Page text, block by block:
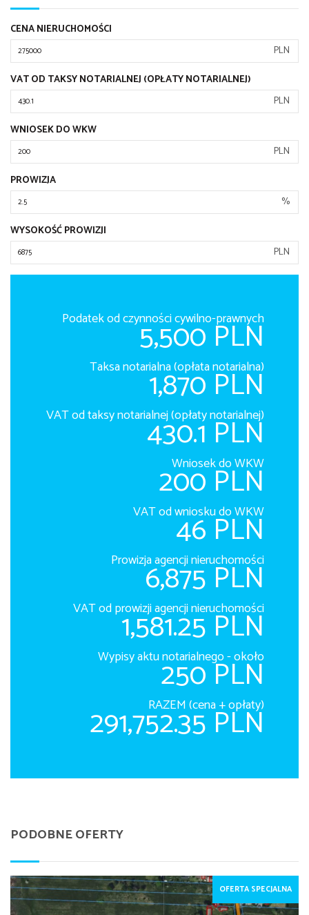
CENA NIERUCHOMOŚCI
PLN
VAT OD TAKSY NOTARIALNEJ (OPŁATY NOTARIALNEJ)
PLN
WNIOSEK DO WKW
PLN
PROWIZJA
%
WYSOKOŚĆ PROWIZJI
PLN
Podatek od czynności cywilno-prawnych
5,500 PLN
Taksa notarialna (opłata notarialna)
1,870 PLN
VAT od taksy notarialnej (opłaty notarialnej)
430.1 PLN
Wniosek do WKW
200 PLN
VAT od wniosku do WKW
46 PLN
Prowizja agencji nieruchomości
6,875 PLN
VAT od prowizji agencji nieruchomości
1,581.25 PLN
Wypisy aktu notarialnego - około
250 PLN
RAZEM (cena + opłaty)
291,752.35 PLN
PODOBNE OFERTY
OFERTA SPECJALNA